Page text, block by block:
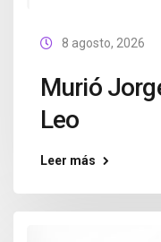
8 agosto, 2026
Murió
Leo
Leer más